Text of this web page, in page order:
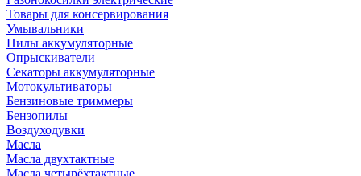
Товары для консервирования
Умывальники
Пилы аккумуляторные
Опрыскиватели
Секаторы аккумуляторные
Мотокультиваторы
Бензиновые триммеры
Бензопилы
Воздуходувки
Масла
Масла двухтактные
Масла четырёхтактные